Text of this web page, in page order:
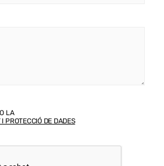
LA
PROTECCIÓ DE DADES